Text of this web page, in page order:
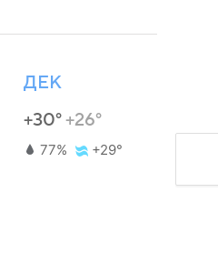
ДЕК
+30°+26°
77% +29°